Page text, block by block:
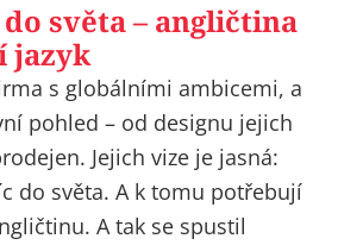
světa – angličtina
jazyk
s globálními ambicemi, a
pohled – od designu jejich
Jejich vize je jasná:
do světa. A k tomu potřebují
A tak se spustil